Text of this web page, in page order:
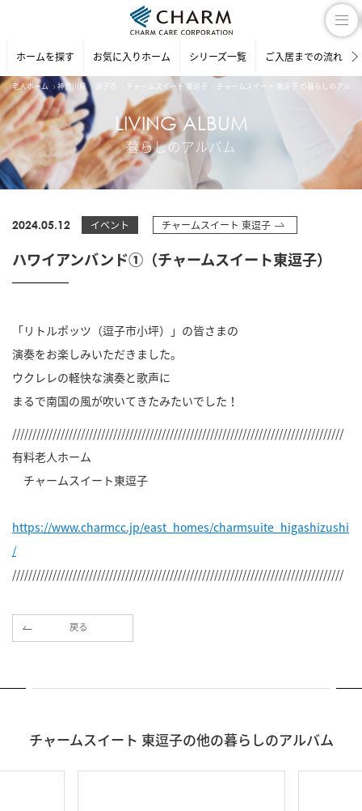
ホームを探す お気に入りホーム シリーズ一覧 ご入居までの流れ
老人ホーム 神奈川県 逗子市 チャームスイート 東逗子 チャームスイート 東逗子 の暮らしのアルバ
LIVING ALBUM
暮らしのアルバム
2024.05.12 イベント チャームスイート 東逗子
ハワイアンバンド①（チャームスイート東逗子）
「リトルポッツ（逗子市小坪）」の皆さまの
演奏をお楽しみいただきました。
ウクレレの軽快な演奏と歌声に
まるで南国の風が吹いてきたみたいでした！
//////////////////////////////////////////////////////////////////////////////////
有料老人ホーム
チャームスイート東逗子
https://www.charmcc.jp/east_homes/charmsuite_higashizushi
/
//////////////////////////////////////////////////////////////////////////////////
戻る
チャームスイート 東逗子の他の暮らしのアルバム